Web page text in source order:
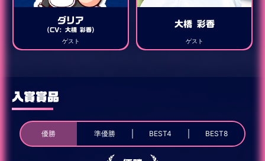
ダリア
(CV: 大橋 彩香)
ゲスト
大橋 彩香
ゲスト
入賞賞品
優勝 準優勝 BEST4 BEST8